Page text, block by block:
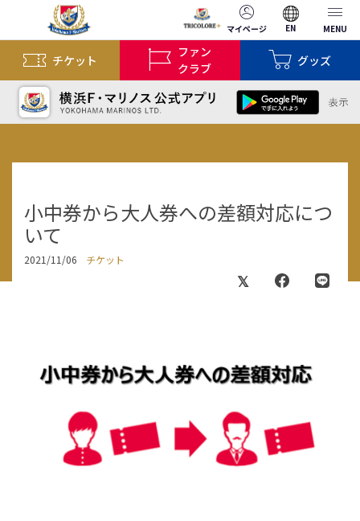
マイページ EN MENU
チケット
ファン
クラブ
グッズ
小中券から大人券への差額対応につ
いて
2021/11/06 チケット